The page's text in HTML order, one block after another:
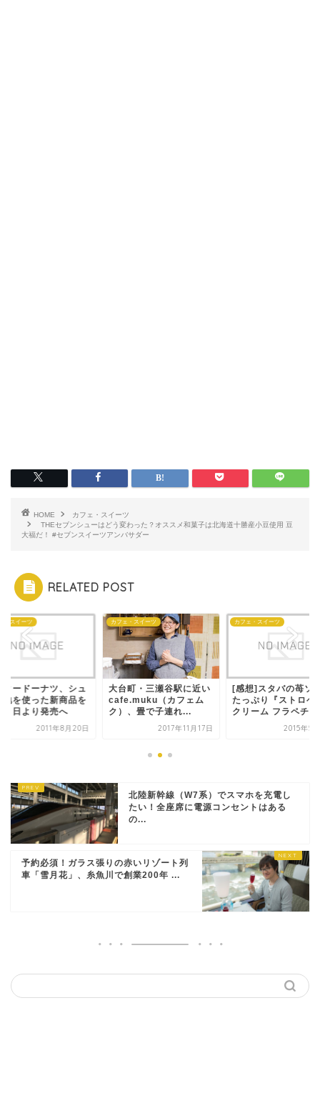
HOME
カフェ・スイーツ
THEセブンシューはどう変わった？オススメ和菓子は北海道十勝産小豆使用 豆
大福だ！ #セブンスイーツアンバサダー
RELATED POST
・スイーツ
タードーナツ、シュ
地を使った新商品を
７日より発売へ
2011年8月20日
カフェ・スイーツ
大台町・三瀬谷駅に近い
cafe.muku（カフェム
ク）、畳で子連れ...
2017年11月17日
カフェ・スイーツ
[感想]スタバの苺ソ
たっぷり『ストロベ
クリーム フラペチ...
2015年5
北陸新幹線（W7系）でスマホを充電し
たい！全座席に電源コンセントはある
の...
予約必須！ガラス張りの赤いリゾート列
車「雪月花」、糸魚川で創業200年 ...